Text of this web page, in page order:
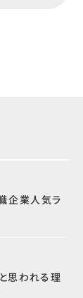
企業人気ラ
思われる理